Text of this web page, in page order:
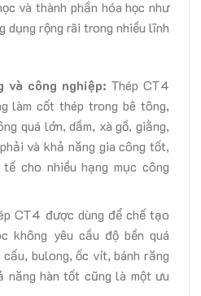
và thành phần hóa học như
dụng rộng rãi trong nhiều lĩnh
và công nghiệp:Thép CT4
làm cốt thép trong bê tông,
quá lớn, dầm, xà gồ, giằng,
và khả năng gia công tốt,
cho nhiều hạng mục công
CT4 được dùng để chế tạo
không yêu cầu độ bền quá
bulong, ốc vít, bánh răng
năng hàn tốt cũng là một ưu